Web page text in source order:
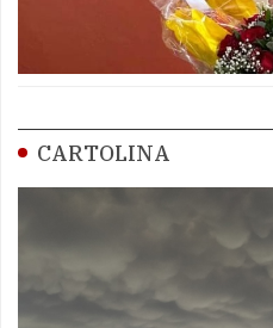
CARTOLINA